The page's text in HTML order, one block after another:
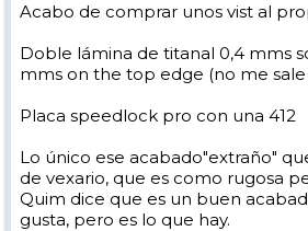
Acabo de comprar unos vist al
Doble lámina de titanal 0,4 mms
mms on the top edge (no me
Placa speedlock pro con una 412
Lo único ese acabado"extraño"
de vexario, que es como rugosa
Quim dice que es un buen
gusta, pero es lo que hay.